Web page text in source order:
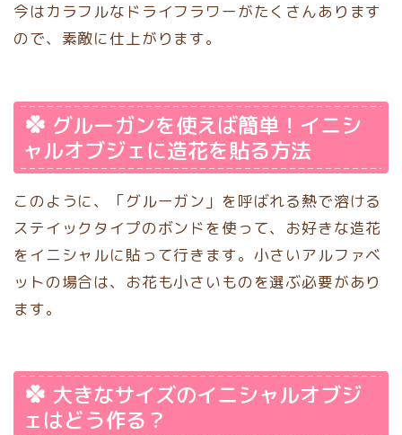
今はカラフルなドライフラワーがたくさんあります
ので、素敵に仕上がります。
グルーガンを使えば簡単！イニシ
ャルオブジェに造花を貼る方法
このように、「グルーガン」を呼ばれる熱で溶ける
ステイックタイプのボンドを使って、お好きな造花
をイニシャルに貼って行きます。小さいアルファベ
ットの場合は、お花も小さいものを選ぶ必要があり
ます。
大きなサイズのイニシャルオブジ
ェはどう作る？